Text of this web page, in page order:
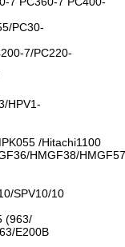
PC30-
7/PC220-
HPV1-
/Hitachi1100
HMGF38/
SPV10/10
(963/
E200B